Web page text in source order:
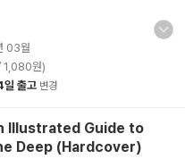
03월
1,080원)
출고 변경
Illustrated Guide to
Deep (Hardcover)